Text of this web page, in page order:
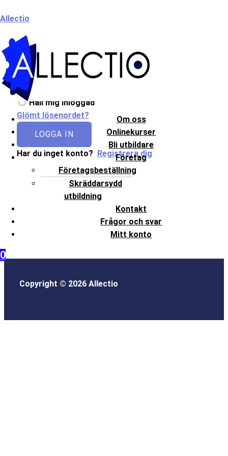
till
Allectio
Om oss
Onlinekurser
Bli utbildare
Företag
Företagsbeställning
Skräddarsydd
utbildning
Kontakt
Frågor och svar
Mitt konto
0
Välkommen till Allectio!
Håll mig inloggad
Glömt lösenordet?
LOGGA IN
Har du inget konto? Registrera dig
Copyright © 2026 Allectio